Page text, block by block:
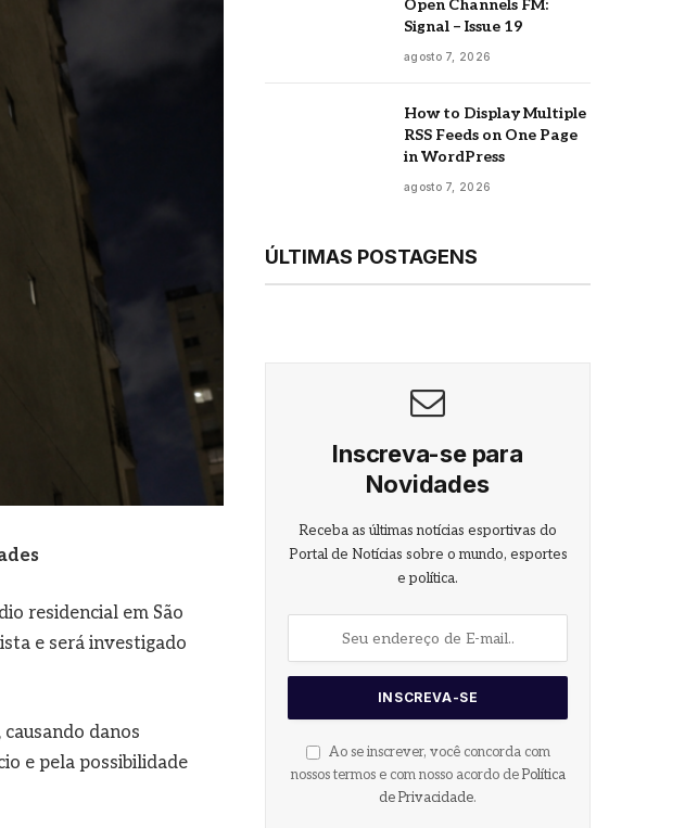
residencial em São
e será investigado
danos
e pela possibilidade
Open Channels FM:
Signal – Issue 19
agosto 7, 2026
How to Display Multiple
RSS Feeds on One Page
in WordPress
agosto 7, 2026
ÚLTIMAS POSTAGENS
Inscreva-se para
Novidades
Receba as últimas notícias esportivas do
Portal de Notícias sobre o mundo, esportes
e política.
Ao se inscrever, você concorda com
nossos termos e com nosso acordo de Política
de Privacidade.